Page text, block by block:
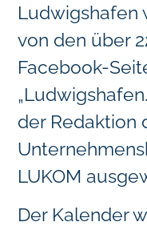
Ludwigshafen
von den über
Facebook-
der Redaktion
LUKOM
Der Kalender